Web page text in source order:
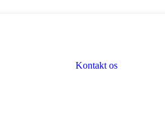
Kontakt os